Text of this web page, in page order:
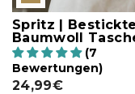
Spritz |
Baumwoll
(7
Bewertungen)
24,99€